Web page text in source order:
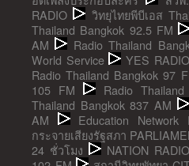
RADIO
วิทยุไทยพีบีเอส
Thailand Bangkok 92.5 FM
AM
Radio Thailand
World Service
YES
Radio Thailand Bangkok 97
105 FM
Radio
Thailand Bangkok 837 AM
AM
Education Network
กระจายเสียงรัฐสภา
24 ชั่วโมง
NATION